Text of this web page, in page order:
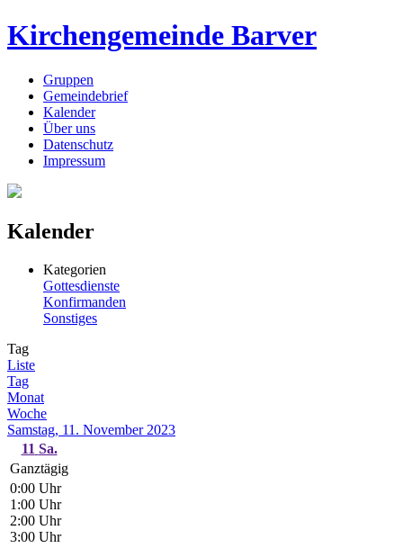
Kirchengemeinde Barver
Gruppen
Gemeindebrief
Kalender
Über uns
Datenschutz
Impressum
Kalender
Kategorien
Gottesdienste
Konfirmanden
Sonstiges
Tag
Liste
Tag
Monat
Woche
Samstag, 11. November 2023
11 Sa.
Ganztägig
0:00 Uhr
1:00 Uhr
2:00 Uhr
3:00 Uhr